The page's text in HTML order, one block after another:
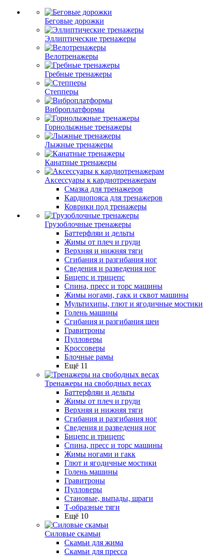
Беговые дорожки
Эллиптические тренажеры
Велотренажеры
Гребные тренажеры
Степперы
Виброплатформы
Горнолыжные тренажеры
Лыжные тренажеры
Канатные тренажеры
Аксессуары к кардиотренажерам
Смазка для тренажеров
Кардиопояса для тренажеров
Коврики под тренажеры
Грузоблочные тренажеры
Баттерфляи и дельты
Жимы от плеч и груди
Верхняя и нижняя тяги
Сгибания и разгибания ног
Сведения и разведения ног
Бицепс и трицепс
Спина, пресс и торс машины
Жимы ногами, гакк и сквот машины
Мультихипы, глют и ягодичные мостики
Голень машины
Сгибания и разгибания шеи
Гравитроны
Пулловеры
Кроссоверы
Блочные рамы
Ещё 11
Тренажеры на свободных весах
Баттерфляи и дельты
Жимы от плеч и груди
Верхняя и нижняя тяги
Сгибания и разгибания ног
Сведения и разведения ног
Бицепс и трицепс
Спина, пресс и торс машины
Жимы ногами и гакк
Глют и ягодичные мостики
Голень машины
Гравитроны
Пулловеры
Становые, выпады, шраги
Т-образные тяги
Ещё 10
Силовые скамьи
Скамьи для жима
Скамьи для пресса